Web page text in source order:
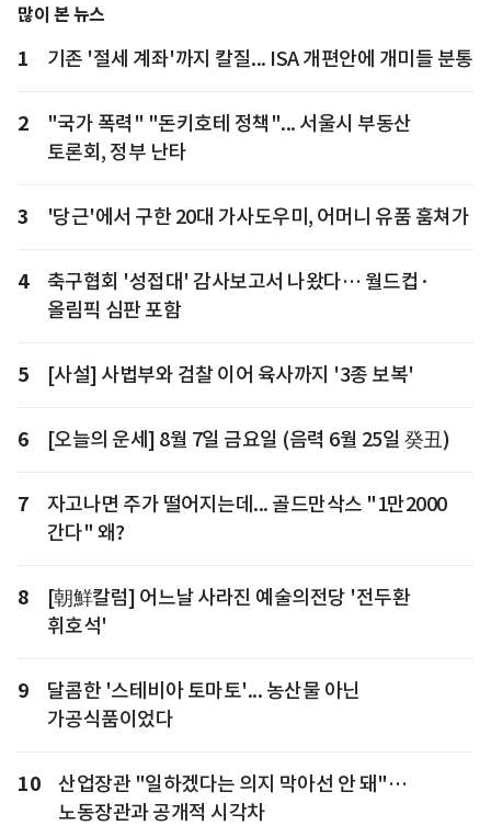
많이 본 뉴스
1 기존 '절세 계좌'까지 칼질... ISA 개편안에 개미들 분통
2
"국가 폭력" "돈키호테 정책"... 서울시 부동산
토론회, 정부 난타
3 '당근'에서 구한 20대 가사도우미, 어머니 유품 훔쳐가
4
축구협회 '성접대' 감사보고서 나왔다… 월드컵·
올림픽 심판 포함
5 [사설] 사법부와 검찰 이어 육사까지 '3종 보복'
6 [오늘의 운세] 8월 7일 금요일 (음력 6월 25일 癸丑)
7
자고나면 주가 떨어지는데... 골드만삭스 "1만2000
간다" 왜?
8
[朝鮮칼럼] 어느날 사라진 예술의전당 '전두환
휘호석'
9
달콤한 '스테비아 토마토'... 농산물 아닌
가공식품이었다
10
산업장관 "일하겠다는 의지 막아선 안 돼"…
노동장관과 공개적 시각차